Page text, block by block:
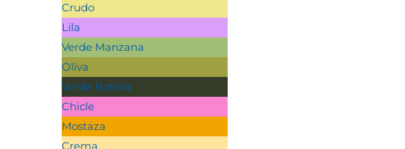
Crudo
Lila
Verde Manzana
Oliva
Verde Botella
Chicle
Mostaza
Crema